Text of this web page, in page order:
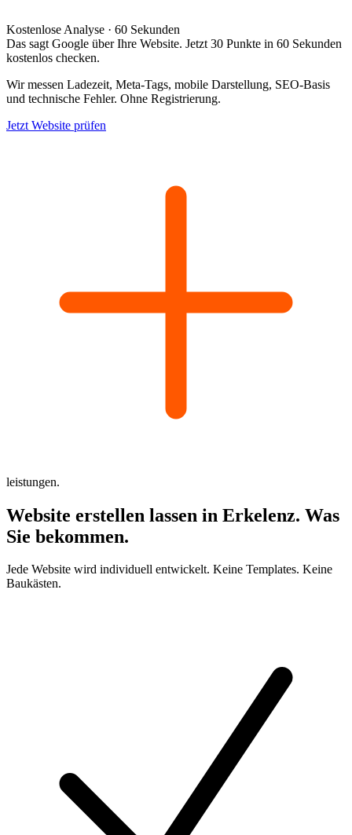
Kostenlose Analyse · 60 Sekunden
Das sagt Google über Ihre Website. Jetzt 30 Punkte in 60 Sekunden
kostenlos checken.
Wir messen Ladezeit, Meta-Tags, mobile Darstellung, SEO-Basis
und technische Fehler. Ohne Registrierung.
Jetzt Website prüfen
leistungen.
Website erstellen lassen in Erkelenz. Was
Sie bekommen.
Jede Website wird individuell entwickelt. Keine Templates. Keine
Baukästen.